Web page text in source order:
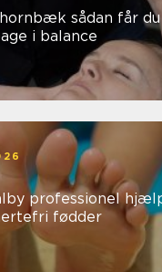
sådan får du
i balance
til
fødder